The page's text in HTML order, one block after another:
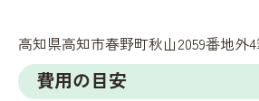
高知県高知市春野町秋山2059番地外
費用の目安